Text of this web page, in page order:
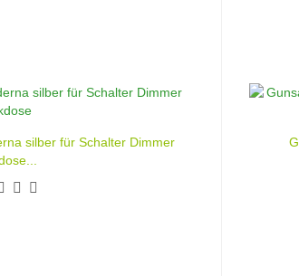
silber für Schalter Dimmer